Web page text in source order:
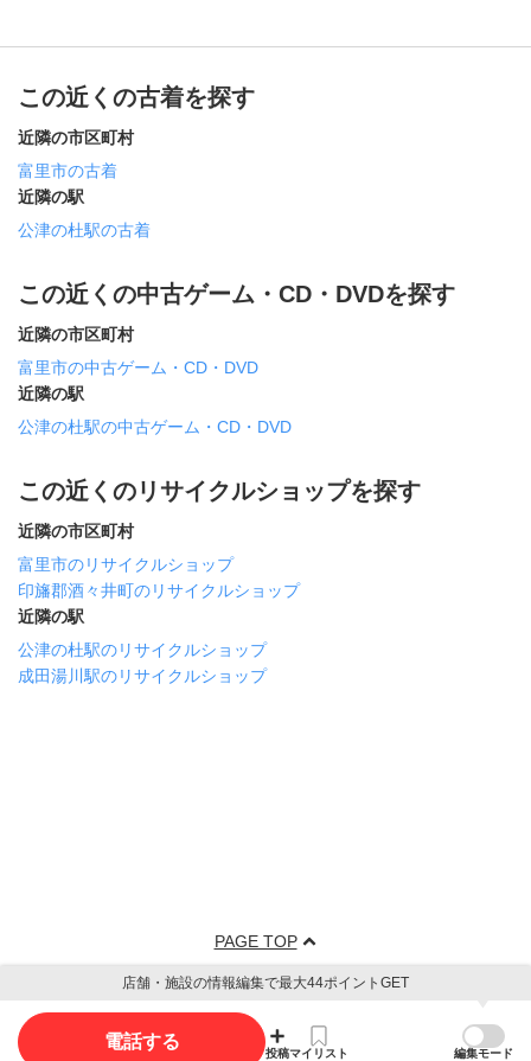
この近くの古着を探す
近隣の市区町村
富里市の古着
近隣の駅
公津の杜駅の古着
この近くの中古ゲーム・CD・DVDを探す
近隣の市区町村
富里市の中古ゲーム・CD・DVD
近隣の駅
公津の杜駅の中古ゲーム・CD・DVD
この近くのリサイクルショップを探す
近隣の市区町村
富里市のリサイクルショップ
印旛郡酒々井町のリサイクルショップ
近隣の駅
公津の杜駅のリサイクルショップ
成田湯川駅のリサイクルショップ
PAGE TOP
店舗・施設の情報編集で最大44ポイントGET
電話する
投稿マイリスト 編集モード